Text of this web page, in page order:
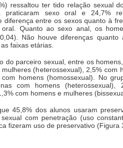
ressaltou ter tido relação sexual
praticaram sexo oral e 24,7%
diferença entre os sexos quanto à
Quanto ao sexo anal, os
Não houve diferenças quanto
faixas etárias.
do parceiro sexual, entre os
(heterossexual), 2,5% com
homens (homossexual). No
com homens (heterossexual),
com homens e mulheres
45,8% dos alunos usaram
com penetração (uso
fizeram uso de preservativo (Figura